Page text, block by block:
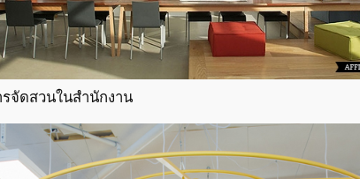
รจัดสวนในสํานักงาน